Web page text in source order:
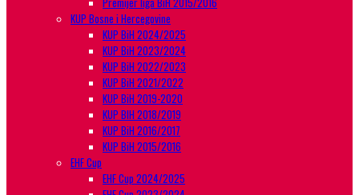
KUP Bosne i Hercegovine
KUP BiH 2024/2025
KUP BiH 2023/2024
KUP BiH 2022/2023
KUP BiH 2021/2022
KUP BiH 2019-2020
KUP BIH 2018/2019
KUP BiH 2016/2017
KUP BiH 2015/2016
EHF Cup
EHF Cup 2024/2025